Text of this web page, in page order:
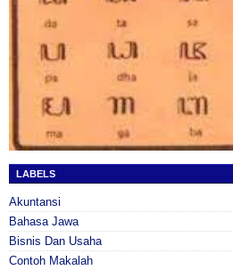
LABELS
Akuntansi
Bahasa Jawa
Bisnis Dan Usaha
Contoh Makalah